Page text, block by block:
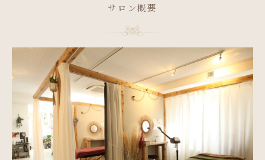
サロン概要